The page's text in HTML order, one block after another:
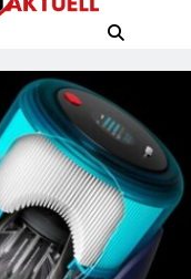
Preise Für Schokolade
Jetzt Bis Zu 13
Prozent Günstiger